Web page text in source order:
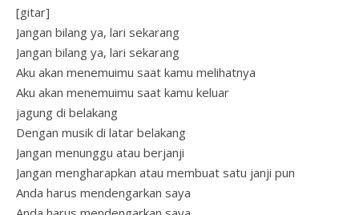
[gitar]
Jangan bilang ya, lari sekarang
Jangan bilang ya, lari sekarang
Aku akan menemuimu saat kamu melihatnya
Aku akan menemuimu saat kamu keluar
jagung di belakang
Dengan musik di latar belakang
Jangan menunggu atau berjanji
Jangan mengharapkan atau membuat satu janji pun
Anda harus mendengarkan saya